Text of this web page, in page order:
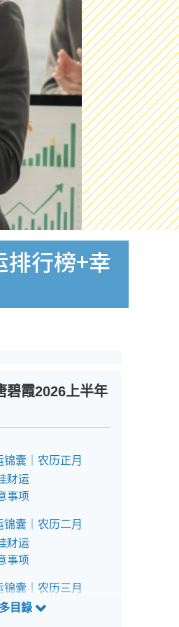
行榜+幸
碧霞2026上半年
囊｜农历正月
财运
事项
囊｜农历二月
财运
事项
锦囊｜农历三月
财运